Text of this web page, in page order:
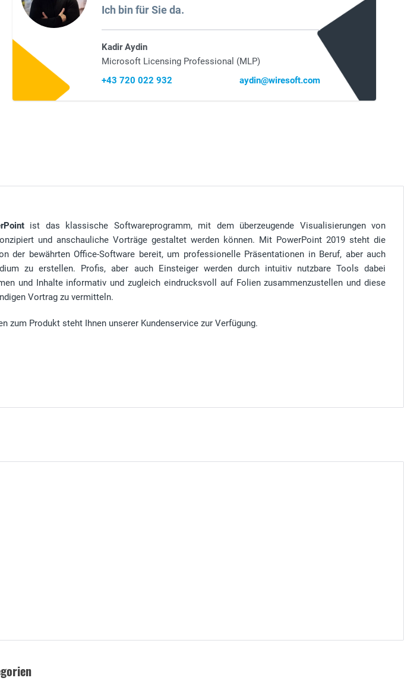
Ich bin für Sie da.
Kadir Aydin
Microsoft Licensing Professional (MLP)
+43 720 022 932
aydin@wiresoft.com
ist das klassische Softwareprogramm, mit dem überzeugende Visualisierungen von
und anschauliche Vorträge gestaltet werden können. Mit PowerPoint 2019 steht die
der bewährten Office-Software bereit, um professionelle Präsentationen in Beruf, aber auch
zu erstellen. Profis, aber auch Einsteiger werden durch intuitiv nutzbare Tools dabei
und Inhalte informativ und zugleich eindrucksvoll auf Folien zusammenzustellen und diese
Vortrag zu vermitteln.
zum Produkt steht Ihnen unserer Kundenservice zur Verfügung.